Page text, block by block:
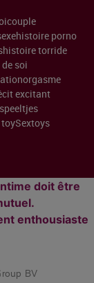
couple
histoire porno
histoire torride
soi
orgasme
excitant
toySextoys
doit être
enthousiaste
BV